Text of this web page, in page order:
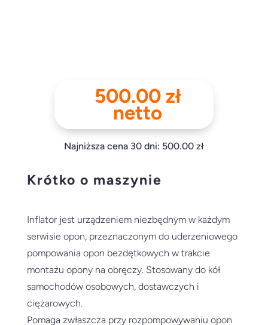
500.00 zł
netto
Najniższa cena 30 dni: 500.00 zł
Krótko o maszynie
Inflator jest urządzeniem niezbędnym w każdym
serwisie opon, przeznaczonym do uderzeniowego
pompowania opon bezdętkowych w trakcie
montażu opony na obręczy. Stosowany do kół
samochodów osobowych, dostawczych i
ciężarowych.
Pomaga zwłaszcza przy rozpompowywaniu opon